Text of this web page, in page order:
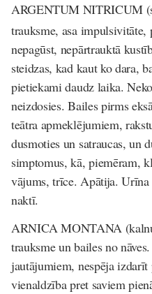
ARGENTUM NITRICUM
trauksme, asa impulsivitāte,
nepagūst, nepārtrauktā
steidzas, kad kaut ko dara,
pietiekami daudz laika.
neizdosies. Bailes pirms
teātra apmeklējumiem,
dusmoties un satraucas, un
simptomus, kā, piemēram,
vājums, trīce. Apātija. Urīna
naktī.
ARNICA MONTANA
trauksme un bailes no
jautājumiem, nespēja
vienaldzība pret saviem